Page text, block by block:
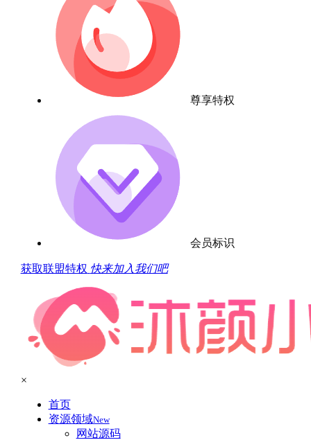
尊享特权
会员标识
获取联盟特权 快来加入我们吧
×
首页
资源领域New
网站源码